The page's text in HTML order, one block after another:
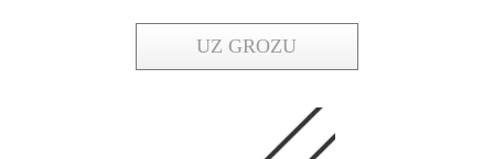
UZ GROZU